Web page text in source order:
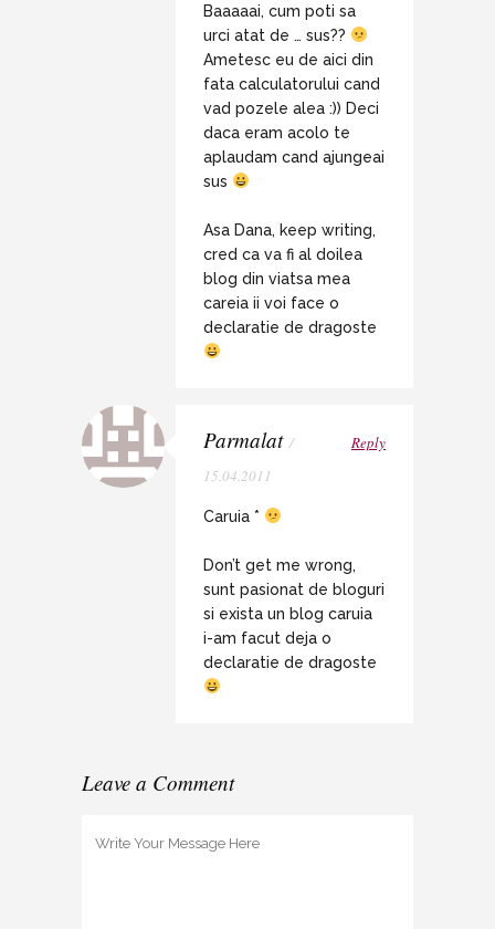
Baaaaai, cum poti sa
urci atat de … sus??
Ametesc eu de aici din
fata calculatorului cand
vad pozele alea :)) Deci
daca eram acolo te
aplaudam cand ajungeai
sus
Asa Dana, keep writing,
cred ca va fi al doilea
blog din viatsa mea
careia ii voi face o
declaratie de dragoste
Parmalat /
15.04.2011
Reply
Caruia *
Don’t get me wrong,
sunt pasionat de bloguri
si exista un blog caruia
i-am facut deja o
declaratie de dragoste
Leave a Comment